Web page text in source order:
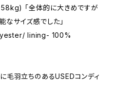
「全体的に大きめですが
なサイズ感でした」
lining- 100%
立ちのあるUSEDコンディ